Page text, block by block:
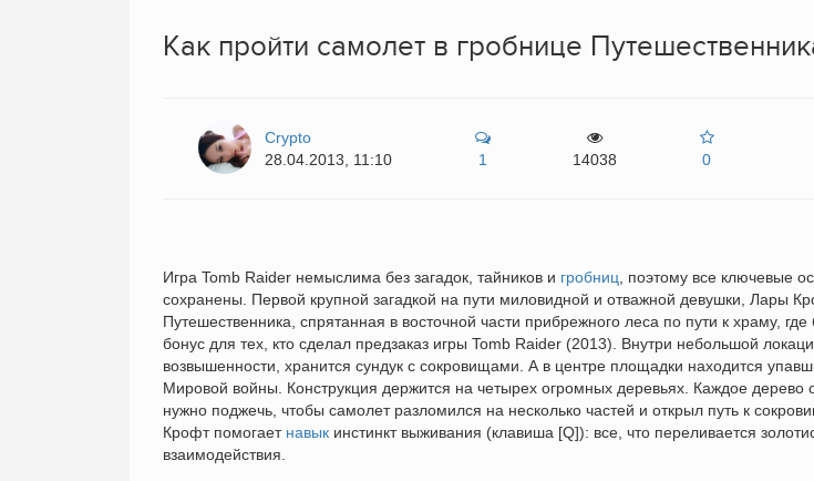
Как пройти самолет в гробнице
Crypto
28.04.2013, 11:10
1 14038 0
Игра Tomb Raider немыслима без загадок, тайников и гробниц , поэтому все ключевые
сохранены. Первой крупной загадкой на пути миловидной и отважной девушки, Лары
Путешественника, спрятанная в восточной части прибрежного леса по пути к храму,
бонус для тех, кто сделал предзаказ игры Tomb Raider (2013). Внутри небольшой
возвышенности, хранится сундук с сокровищами. А в центре площадки находится
Мировой войны. Конструкция держится на четырех огромных деревьях. Каждое дерево
нужно поджечь, чтобы самолет разломился на несколько частей и открыл путь к
Крофт помогает навык инстинкт выживания (клавиша [Q]): все, что переливается
взаимодействия.